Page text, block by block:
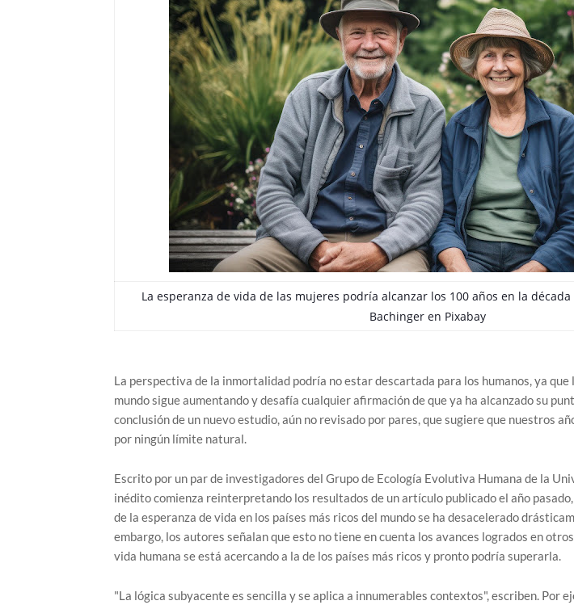
La esperanza de vida de las mujeres podría alcanzar los 100 años en la
Bachingeren Pixabay
La perspectiva de la inmortalidad podría no estar descartada para los humanos, ya que
mundo sigue aumentando y desafía cualquier afirmación de que ya ha alcanzado su
conclusión de un nuevo estudio, aún no revisado por pares, que sugiere que nuestros
por ningún límite natural.
Escrito por un par de investigadores del Grupo de Ecología Evolutiva Humana de la
inédito comienza reinterpretando los resultados de un artículo publicado el año
de la esperanza de vida en los países más ricos del mundo se ha desacelerado
embargo, los autores señalan que esto no tiene en cuenta los avances logrados en
vida humana se está acercando a la de los países más ricos y pronto podría superarla.
"La lógica subyacente es sencilla y se aplica a innumerables contextos", escriben. Por